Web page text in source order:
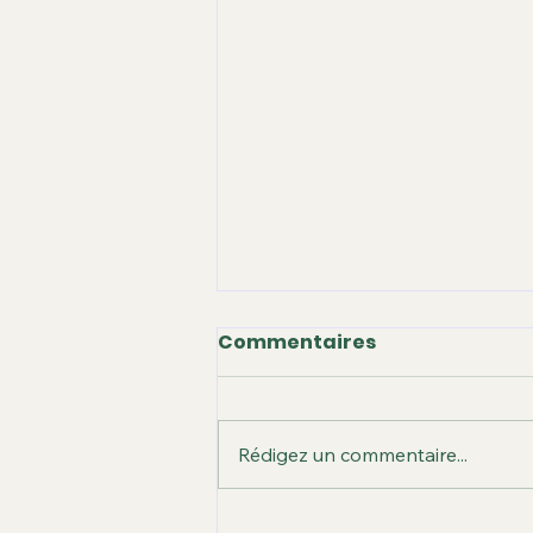
Commentaires
Rédigez un commentaire...